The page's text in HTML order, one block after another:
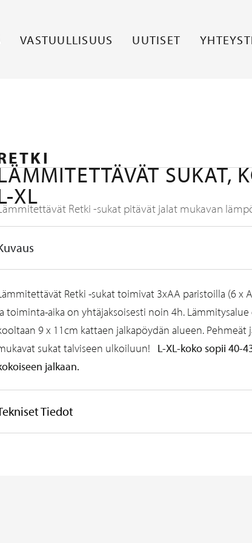
VASTUULLISUUS UUTISET
SUKAT,
XL Retki -sukat pitävät jalat mukavan
Retki -sukat toimivat 3xAA paristoilla (6 x
toiminta-aika on yhtäjaksoisesti noin 4h. Lämmitysalue
9 x 11cm kattaen jalkapöydän alueen. Pehmeät
sukat talviseen ulkoiluun! L-XL-koko sopii 40-
jalkaan.
Tiedot